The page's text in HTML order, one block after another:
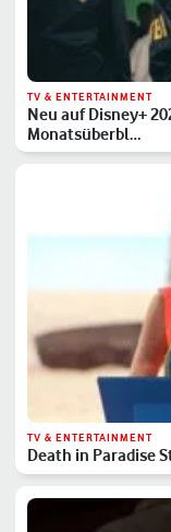
TV & ENTERTAINMENT
Neu auf Disney+
Monatsüberbl…
TV & ENTERTAINMENT
Death in Paradise